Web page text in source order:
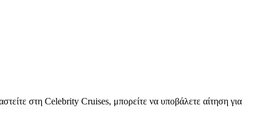
στη Celebrity Cruises, μπορείτε να υποβάλετε αίτηση για